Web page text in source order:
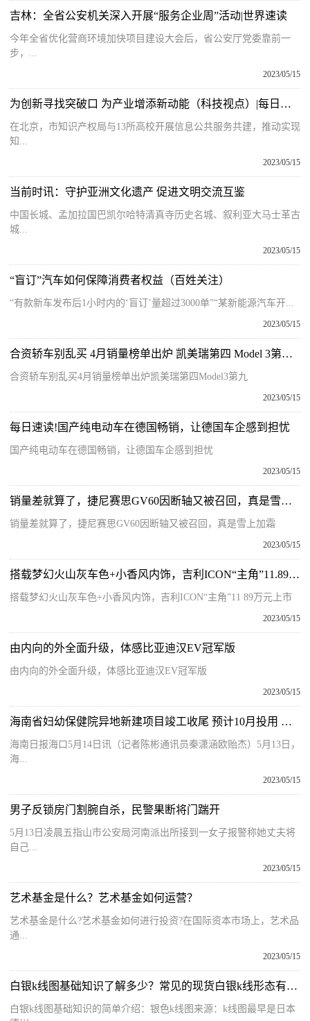
吉林：全省公安机关深入开展“服务企业周”活动|世界速读
今年全省优化营商环境加快项目建设大会后，省公安厅党委靠前一
步，...
2023/05/15
为创新寻找突破口 为产业增添新动能（科技视点）|每日热门
在北京，市知识产权局与13所高校开展信息公共服务共建，推动实现
知...
2023/05/15
当前时讯：守护亚洲文化遗产 促进文明交流互鉴
中国长城、孟加拉国巴凯尔哈特清真寺历史名城、叙利亚大马士革古
城...
2023/05/15
“盲订”汽车如何保障消费者权益（百姓关注）
“有款新车发布后1小时内的‘盲订’量超过3000单”“某新能源汽车开...
2023/05/15
合资轿车别乱买 4月销量榜单出炉 凯美瑞第四 Model 3第九 全球热推荐
合资轿车别乱买4月销量榜单出炉凯美瑞第四Model3第九
2023/05/15
每日速读!国产纯电动车在德国畅销，让德国车企感到担忧
国产纯电动车在德国畅销，让德国车企感到担忧
2023/05/15
销量差就算了，捷尼赛思GV60因断轴又被召回，真是雪上加霜_今日热文
销量差就算了，捷尼赛思GV60因断轴又被召回，真是雪上加霜
2023/05/15
搭载梦幻火山灰车色+小香风内饰，吉利ICON“主角”11.89万元上市
搭载梦幻火山灰车色+小香风内饰，吉利ICON“主角”11 89万元上市
2023/05/15
由内向的外全面升级，体感比亚迪汉EV冠军版
由内向的外全面升级，体感比亚迪汉EV冠军版
2023/05/15
海南省妇幼保健院异地新建项目竣工收尾 预计10月投用 快看点
海南日报海口5月14日讯（记者陈彬通讯员秦潇涵欧贻杰）5月13日，
海...
2023/05/15
男子反锁房门割腕自杀，民警果断将门踹开
5月13日凌晨五指山市公安局河南派出所接到一女子报警称她丈夫将
自己...
2023/05/15
艺术基金是什么？艺术基金如何运营？
艺术基金是什么?艺术基金如何进行投资?在国际资本市场上，艺术品
通...
2023/05/15
白银k线图基础知识了解多少？常见的现货白银k线形态有哪些？
白银k线图基础知识的简单介绍：银色k线图来源：k线图最早是日本